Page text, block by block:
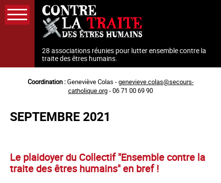
Aller
au
contenu
28 associations réunies pour lutter ensemble contre la
traite des êtres humains.
Coordination :Geneviève Colas -genevieve.colas@secours-
catholique.org- 06 71 00 69 90
SEPTEMBRE 2021
Le plaidoyer du Collectif "Ensemble contre la
traite des êtres humains" en bref !